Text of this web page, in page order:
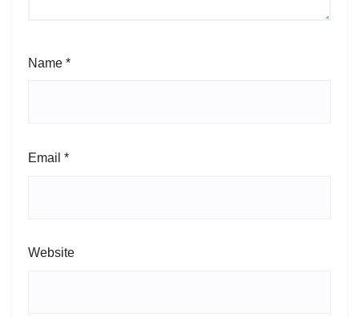
Name *
Email *
Website